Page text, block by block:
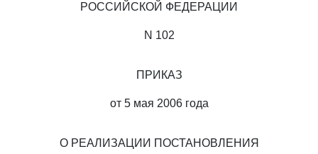
РОССИЙСКОЙ ФЕДЕРАЦИИ
N 102
ПРИКАЗ
от 5 мая 2006 года
О РЕАЛИЗАЦИИ ПОСТАНОВЛЕНИЯ